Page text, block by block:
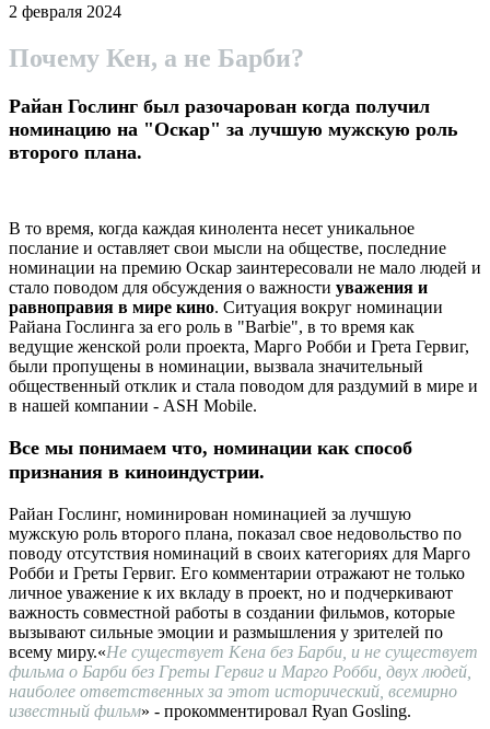
2 февраля 2024
Почему Кен, а не Барби?
Райан Гослинг был разочарован когда получил
номинацию на "Оскар" за лучшую мужскую роль
второго плана.
В то время, когда каждая кинолента несет уникальное
послание и оставляет свои мысли на обществе, последние
номинации на премию Оскар заинтересовали не мало людей и
стало поводом для обсуждения о важности уважения и
равноправия в мире кино. Ситуация вокруг номинации
Райана Гослинга за его роль в "Barbie", в то время как
ведущие женской роли проекта, Марго Робби и Грета Гервиг,
были пропущены в номинации, вызвала значительный
общественный отклик и стала поводом для раздумий в мире и
в нашей компании - ASH Mobile.
Все мы понимаем что, номинации как способ
признания в киноиндустрии.
Райан Гослинг, номинирован номинацией за лучшую
мужскую роль второго плана, показал свое недовольство по
поводу отсутствия номинаций в своих категориях для Марго
Робби и Греты Гервиг. Его комментарии отражают не только
личное уважение к их вкладу в проект, но и подчеркивают
важность совместной работы в создании фильмов, которые
вызывают сильные эмоции и размышления у зрителей по
всему миру.«Не существует Кена без Барби, и не существует
фильма о Барби без Греты Гервиг и Марго Робби, двух людей,
наиболее ответственных за этот исторический, всемирно
известный фильм» - прокомментировал Ryan Gosling.